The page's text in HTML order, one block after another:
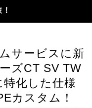
サービスに新
ズCT SV TW
化した仕様
カスタム！